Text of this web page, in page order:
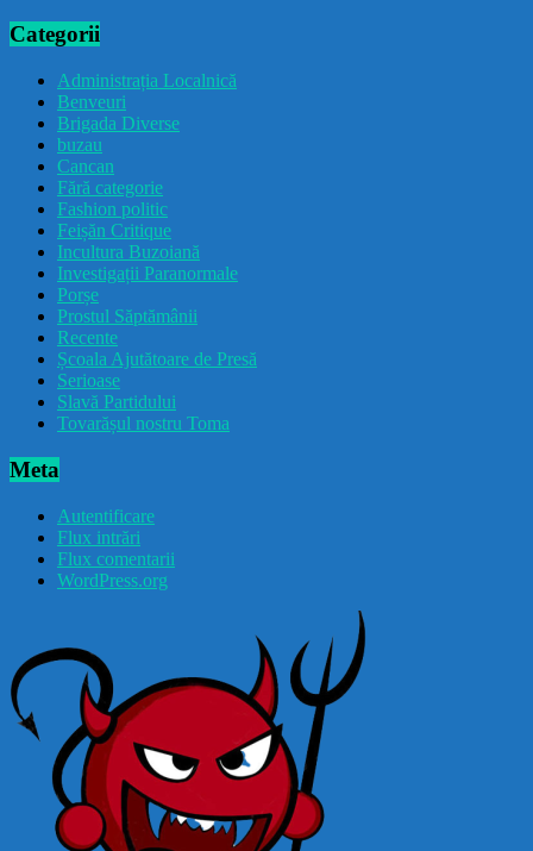
Categorii
Administrația Localnică
Benveuri
Brigada Diverse
buzau
Cancan
Fără categorie
Fashion politic
Feișăn Critique
Incultura Buzoiană
Investigații Paranormale
Porșe
Prostul Săptămânii
Recente
Școala Ajutătoare de Presă
Serioase
Slavă Partidului
Tovarășul nostru Toma
Meta
Autentificare
Flux intrări
Flux comentarii
WordPress.org